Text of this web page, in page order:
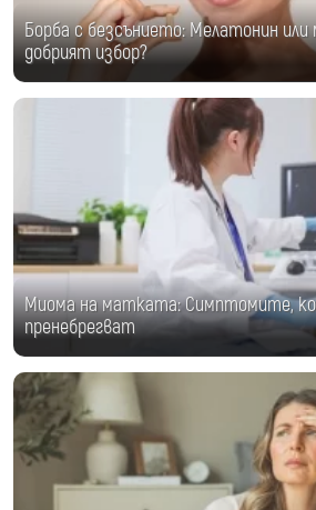
Борба с безсънието: Мелатонин или
добрият избор?
Миома на матката: Симптомите,
пренебрегват